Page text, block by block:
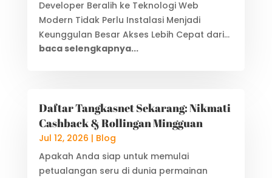
Developer Beralih ke Teknologi Web
Modern Tidak Perlu Instalasi Menjadi
Keunggulan Besar Akses Lebih Cepat dari...
baca selengkapnya...
Daftar Tangkasnet Sekarang: Nikmati
Cashback & Rollingan Mingguan
Jul 12, 2026 | Blog
Apakah Anda siap untuk memulai
petualangan seru di dunia permainan